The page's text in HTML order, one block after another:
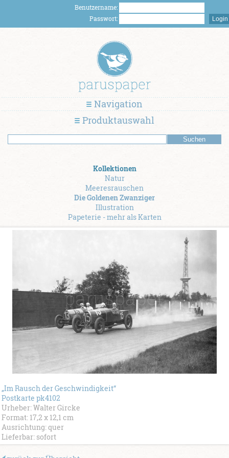
Benutzername:
Passwort:
Navigation
Produktauswahl
Kollektionen
Natur
Meeresrauschen
Die Goldenen Zwanziger
Illustration
Papeterie - mehr als Karten
„Im Rausch der Geschwindigkeit“
Postkarte pk4102
Urheber: Walter Gircke
Format: 17,2 x 12,1 cm
Ausrichtung: quer
Lieferbar: sofort